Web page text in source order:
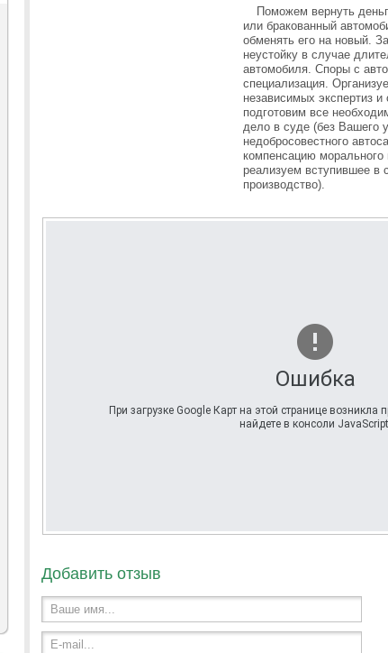
Поможем вернуть
или бракованный
обменять его на новый.
неустойку в случае
автомобиля. Споры с
специализация.
независимых экспертиз
подготовим все
дело в суде (без Вашего
недобросовестного
компенсацию
реализуем вступившее в
производство).
Ошибка
При загрузке Google Карт на этой странице
найдете в консоли
Добавить отзыв
Ваше имя...
E-mail...